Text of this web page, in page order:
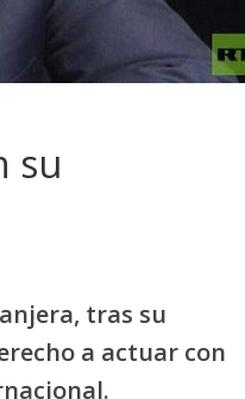
su
tras su
a actuar con